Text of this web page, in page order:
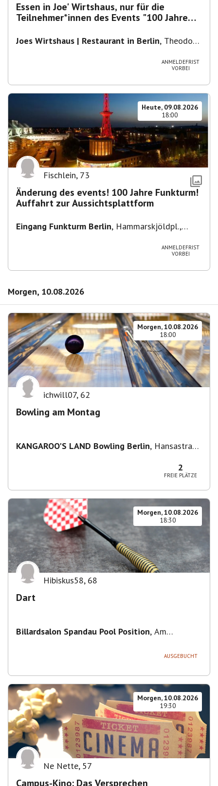
Essen in Joe' Wirtshaus, nur für die
Teilnehmer*innen des Events "100 Jahre
Joes Wirtshaus | Restaurant in Berlin, Theodor-
ANMELDEFRIST
VORBEI
Heute, 09.08.2026
18:00
Fischlein, 73
Änderung des events! 100 Jahre Funkturm!
Auffahrt zur Aussichtsplattform
Eingang Funkturm Berlin, Hammarskjöldpl.,
ANMELDEFRIST
VORBEI
Morgen, 10.08.2026
Morgen, 10.08.2026
18:00
ichwill07, 62
Bowling am Montag
KANGAROO'S LAND Bowling Berlin, Hansastraße
2
FREIE PLÄTZE
Morgen, 10.08.2026
18:30
Hibiskus58, 68
Dart
Billardsalon Spandau Pool Position, Am
AUSGEBUCHT
Morgen, 10.08.2026
19:30
Ne Nette, 57
Campus-Kino: Das Versprechen